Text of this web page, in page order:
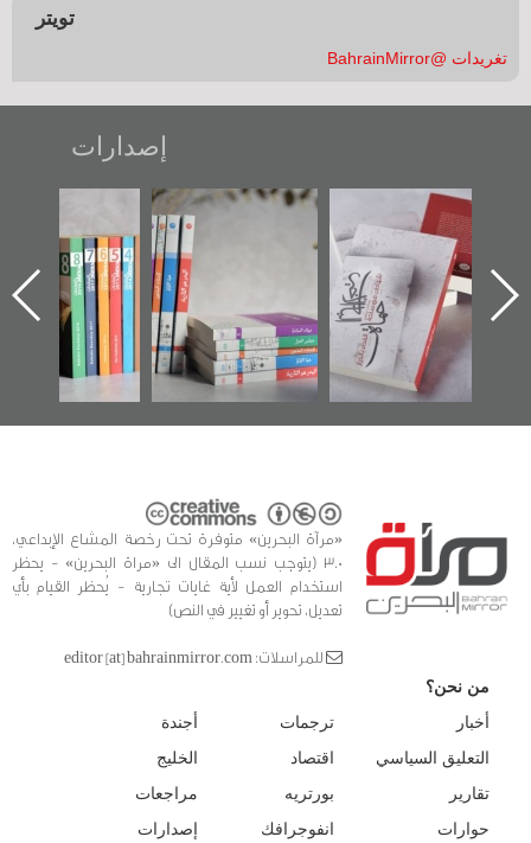
تويتر
تغريدات @BahrainMirror
إصدارات
"حماة الباب الأخير":
الإصدار الأول عن
اعتصام الدراز
وأحداث ساحة
الفداء لمركز أوال
للدراسات والتوثيق
تصنيف موضوعي
للوثائق البريطانية
يقدمه «مركز أوال»
في سلسلة من 5
كتب
تصدر حصاد
الساحات 2019
«مرآة البحرين» متوفرة تحت رخصة المشاع الإبداعي،
3.0 (يتوجب نسب المقال الى «مراة البحرين» - يحظر
استخدام العمل لأية غايات تجارية - يُحظر القيام بأي
تعديل، تحوير أو تغيير في النص)
للمراسلات: editor [at] bahrainmirror.com
من نحن؟
أخبار
التعليق السياسي
تقارير
حوارات
ترجمات
اقتصاد
بورتريه
انفوجرافك
أجندة
الخليج
مراجعات
إصدارات